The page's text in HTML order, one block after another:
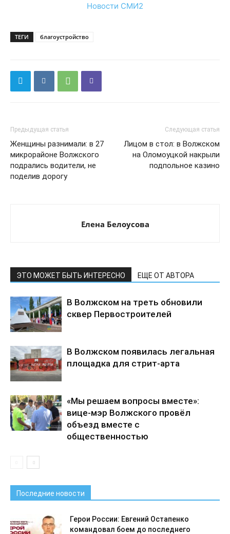
Новости СМИ2
ТЕГИ благоустройство
Предыдущая статья
Женщины разнимали: в 27
микрорайоне Волжского
подрались водители, не
поделив дорогу
Следующая статья
Лицом в стол: в Волжском
на Оломоуцкой накрыли
подпольное казино
Елена Белоусова
ЭТО МОЖЕТ БЫТЬ ИНТЕРЕСНО ЕЩЕ ОТ АВТОРА
В Волжском на треть обновили
сквер Первостроителей
В Волжском появилась легальная
площадка для стрит-арта
«Мы решаем вопросы вместе»:
вице-мэр Волжского провёл
объезд вместе с
общественностью
Последние новости
Герои России: Евгений Остапенко
командовал боем до последнего